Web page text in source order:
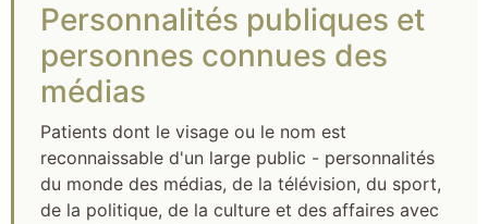
Personnalités publiques et
personnes connues des
médias
Patients dont le visage ou le nom est
reconnaissable d'un large public - personnalités
du monde des médias, de la télévision, du sport,
de la politique, de la culture et des affaires avec